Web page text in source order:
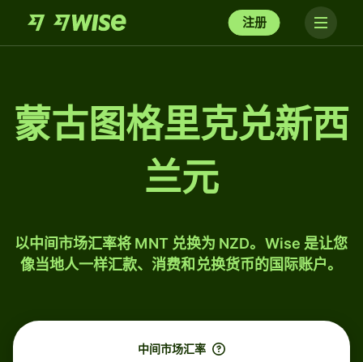
注册
蒙古图格里克兑新西
兰元
以中间市场汇率将 MNT 兑换为 NZD。Wise 是让您
像当地人一样汇款、消费和兑换货币的国际账户。
中间市场汇率